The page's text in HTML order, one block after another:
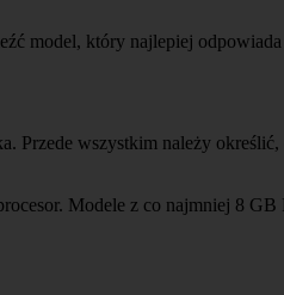
model, który najlepiej
Przede wszystkim należy
Modele z co najmniej 8